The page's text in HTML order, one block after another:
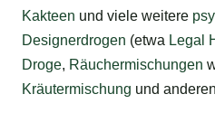
Kakteen und viele weitere
Designerdrogen (etwa Legal
Droge, Räuchermischungen
Kräutermischung und anderen